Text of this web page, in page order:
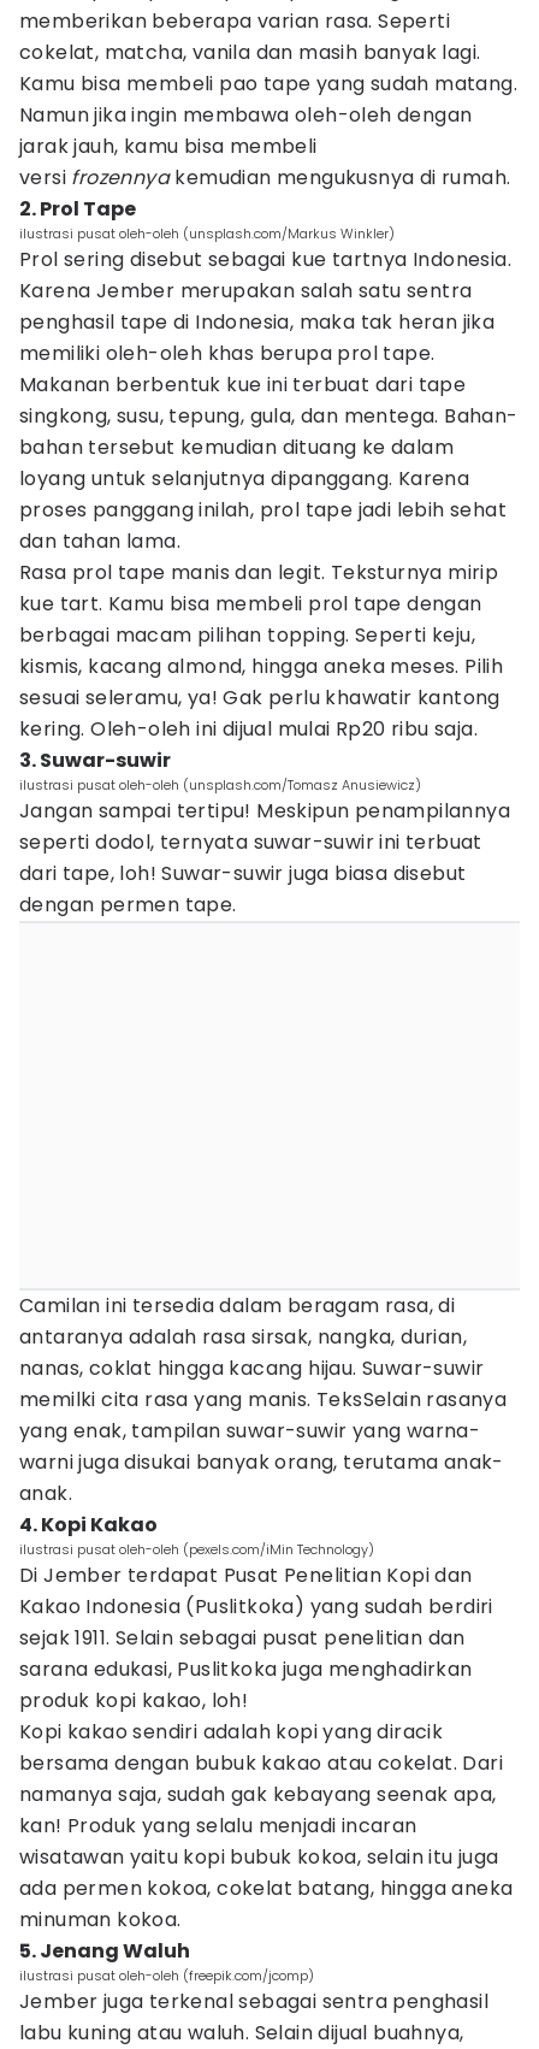
memberikan beberapa varian rasa. Seperti
cokelat, matcha, vanila dan masih banyak lagi.
Kamu bisa membeli pao tape yang sudah matang.
Namun jika ingin membawa oleh-oleh dengan
jarak jauh, kamu bisa membeli
versi frozennyakemudian mengukusnya di rumah.
2. Prol Tape
ilustrasi pusat oleh-oleh (unsplash.com/Markus Winkler)
Prol sering disebut sebagai kue tartnya Indonesia.
Karena Jember merupakan salah satu sentra
penghasil tape di Indonesia, maka tak heran jika
memiliki oleh-oleh khas berupa prol tape.
Makanan berbentuk kue ini terbuat dari tape
singkong, susu, tepung, gula, dan mentega. Bahan-
bahan tersebut kemudian dituang ke dalam
loyang untuk selanjutnya dipanggang. Karena
proses panggang inilah, prol tape jadi lebih sehat
dan tahan lama.
Rasa prol tape manis dan legit. Teksturnya mirip
kue tart. Kamu bisa membeli prol tape dengan
berbagai macam pilihan topping. Seperti keju,
kismis, kacang almond, hingga aneka meses. Pilih
sesuai seleramu, ya! Gak perlu khawatir kantong
kering. Oleh-oleh ini dijual mulai Rp20 ribu saja.
3. Suwar-suwir
ilustrasi pusat oleh-oleh (unsplash.com/Tomasz Anusiewicz)
Jangan sampai tertipu! Meskipun penampilannya
seperti dodol, ternyata suwar-suwir ini terbuat
dari tape, loh! Suwar-suwir juga biasa disebut
dengan permen tape.
Camilan ini tersedia dalam beragam rasa, di
antaranya adalah rasa sirsak, nangka, durian,
nanas, coklat hingga kacang hijau. Suwar-suwir
memilki cita rasa yang manis. TeksSelain rasanya
yang enak, tampilan suwar-suwir yang warna-
warni juga disukai banyak orang, terutama anak-
anak.
4. Kopi Kakao
ilustrasi pusat oleh-oleh (pexels.com/iMin Technology)
Di Jember terdapat Pusat Penelitian Kopi dan
Kakao Indonesia (Puslitkoka) yang sudah berdiri
sejak 1911. Selain sebagai pusat penelitian dan
sarana edukasi, Puslitkoka juga menghadirkan
produk kopi kakao, loh!
Kopi kakao sendiri adalah kopi yang diracik
bersama dengan bubuk kakao atau cokelat. Dari
namanya saja, sudah gak kebayang seenak apa,
kan! Produk yang selalu menjadi incaran
wisatawan yaitu kopi bubuk kokoa, selain itu juga
ada permen kokoa, cokelat batang, hingga aneka
minuman kokoa.
5. Jenang Waluh
ilustrasi pusat oleh-oleh (freepik.com/jcomp)
Jember juga terkenal sebagai sentra penghasil
labu kuning atau waluh. Selain dijual buahnya,